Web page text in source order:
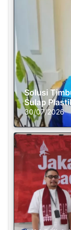
Solusi
Sulap
30/07/2026